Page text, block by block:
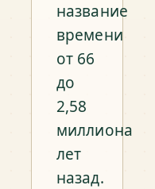
название
времени
от 66
до
2,58
миллиона
лет
назад.